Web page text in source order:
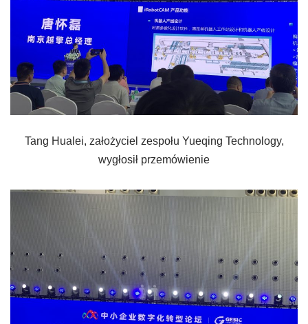
Tang Hualei, założyciel zespołu Yueqing Technology,
wygłosił przemówienie